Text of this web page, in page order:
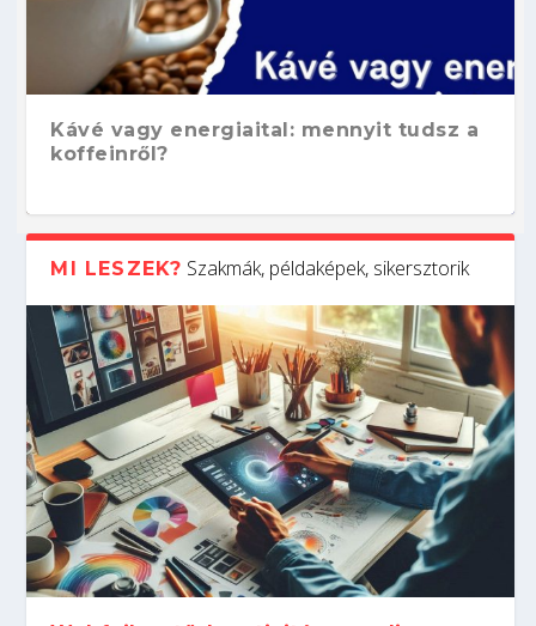
Kávé vagy energiaital: mennyit tudsz a
koffeinről?
Hogyan készíts ATS-barát önéletrajzot?
Így növelheted az esélyedet az
állásinterjúra...
Kitalálod, mire használják ezeket a
gépeket?
Nem sikerült az egyetemi felvételi?
Tanulj szakmát!
Szoftverfejlesztő: verseny kódban –
amikor néhány sor program dönti el a
világversenyt...
MI LESZEK? Szakmák, példaképek, sikersztorik